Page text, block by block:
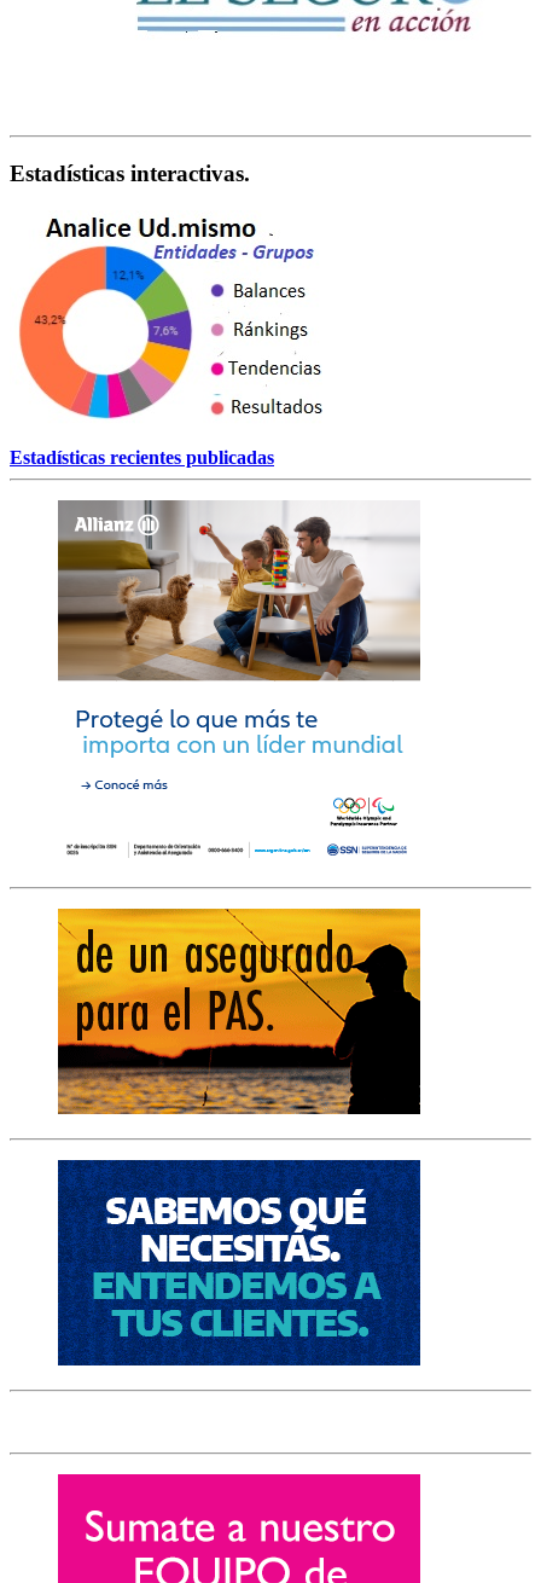
Estadísticas interactivas.
Estadísticas recientes publicadas